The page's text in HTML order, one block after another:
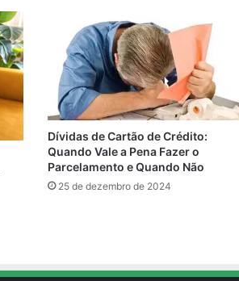
Dívidas de Cartão de Crédito:
Quando Vale a Pena Fazer o
Parcelamento e Quando Não
25 de dezembro de 2024